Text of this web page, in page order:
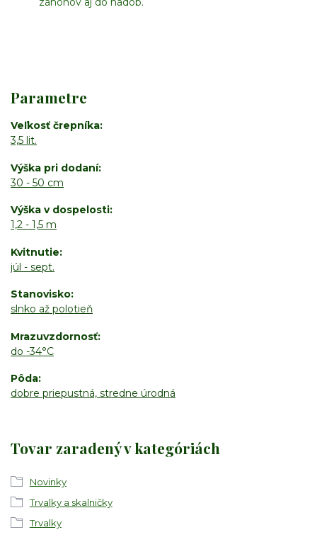
Parametre
Veľkosť črepníka
3,5 lit.
Výška pri dodaní
30 - 50 cm
Výška v dospelosti
1,2 - 1,5 m
Kvitnutie
júl - sept.
Stanovisko
slnko až polotieň
Mrazuvzdornosť
do -34°C
Pôda
dobre priepustná, stredne úrodná
Tovar zaradený v kategóriách
Novinky
Trvalky a skalničky
Trvalky